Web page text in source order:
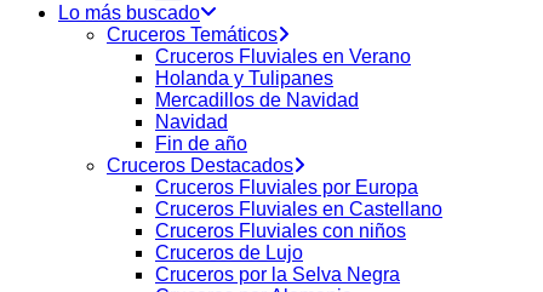
Lo más buscado
Cruceros Temáticos
Cruceros Fluviales en Verano
Holanda y Tulipanes
Mercadillos de Navidad
Navidad
Fin de año
Cruceros Destacados
Cruceros Fluviales por Europa
Cruceros Fluviales en Castellano
Cruceros Fluviales con niños
Cruceros de Lujo
Cruceros por la Selva Negra